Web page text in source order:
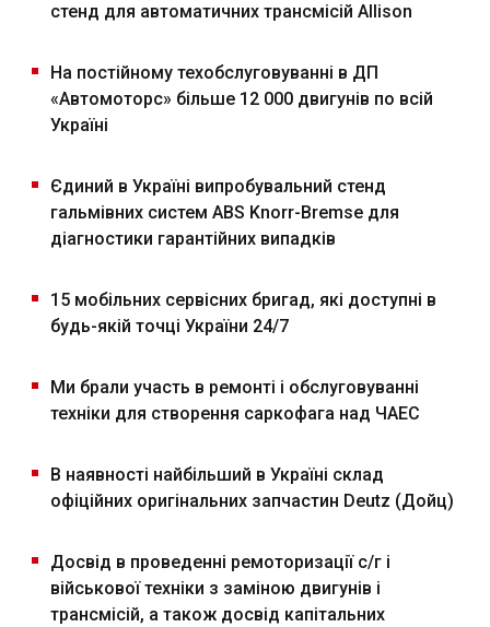
стенд для автоматичних трансмісій Allison
На постійному техобслуговуванні в ДП
«Автомоторс» більше 12 000 двигунів по всій
Україні
Єдиний в Україні випробувальний стенд
гальмівних систем ABS Knorr-Bremse для
діагностики гарантійних випадків
15 мобільних сервісних бригад, які доступні в
будь-якій точці України 24/7
Ми брали участь в ремонті і обслуговуванні
техніки для створення саркофага над ЧАЕС
В наявності найбільший в Україні склад
офіційних оригінальних запчастин Deutz (Дойц)
Досвід в проведенні ремоторизації с/г і
військової техніки з заміною двигунів і
трансмісій, а також досвід капітальних